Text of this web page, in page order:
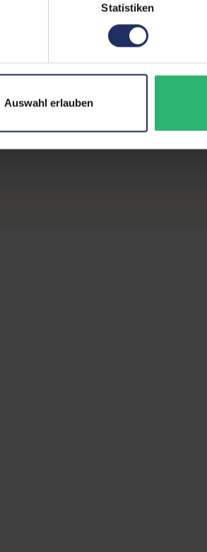
Statistiken
Auswahl erlauben
Partnerprogramm:
Stromverbrauch:
GTIN/EAN:
Maße (LxBxH):
Gewicht: 6,3